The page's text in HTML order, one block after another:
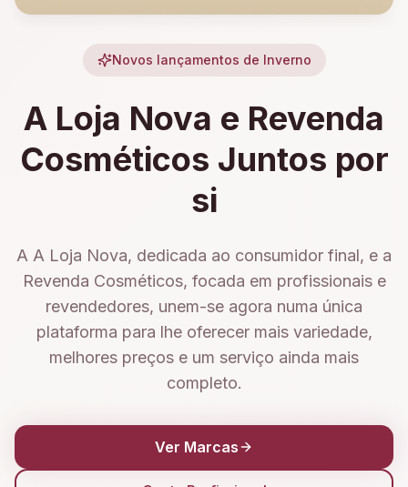
Novos lançamentos de Inverno
A Loja Nova e Revenda
Cosméticos Juntos por
si
A A Loja Nova, dedicada ao consumidor final, e a
Revenda Cosméticos, focada em profissionais e
revendedores, unem-se agora numa única
plataforma para lhe oferecer mais variedade,
melhores preços e um serviço ainda mais
completo.
Ver Marcas